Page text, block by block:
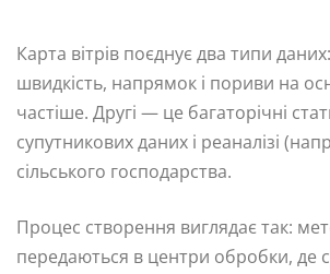
Карта вітрів поєднує два типи
швидкість, напрямок і пориви на
частіше. Другі — це багаторічні
супутникових даних і реаналізі
сільського господарства.
Процес створення виглядає так:
передаються в центри обробки, де